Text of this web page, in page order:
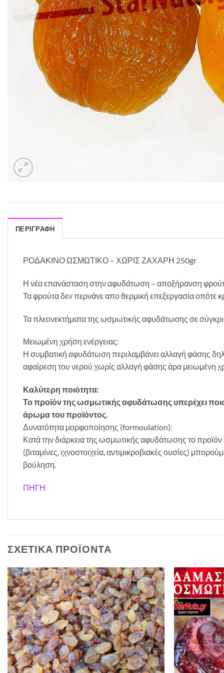
ΠΕΡΙΓΡΑΦΉ
ΡΟΔΑΚΙΝΟ ΩΣΜΩΤΙΚΟ – ΧΩΡΙΣ ΖΑΧΑΡΗ 250gr
Η νέα επανάσταση στην αφυδάτωση – αποξήρανση
Τα φρούτα δεν περνάνε απο θερμική επεξεργασία οπότε
Τα πλεονεκτήματα της ωσμωτικής αφυδάτωσης σε
Μειωμένη χρήση ενέργειας:
Η συμβατική αφυδάτωση περιλαμβάνει αλλαγή φάσης
αφαίρεση του νερού χωρίς αλλαγή φάσης άρα μειωμένη
Καλύτερη ποιότητα:
Το προϊόν της ωσμωτικής αφυδάτωσης υπερέχει
άρωμα του προϊόντος.
Δυνατότητα μορφοποίησης (formoulation):
Κατά την διάρκεια της ωσμωτικής αφυδάτωσης το
(βιταμίνες, ιχνοστοιχεία, αντιμικροβιακές ουσίες)
βούληση.
ΠΗΓΗ
ΣΧΕΤΙΚΆ ΠΡΟΪΌΝΤΑ
Προσθήκη
στη Λίστα
Επιθυμιών